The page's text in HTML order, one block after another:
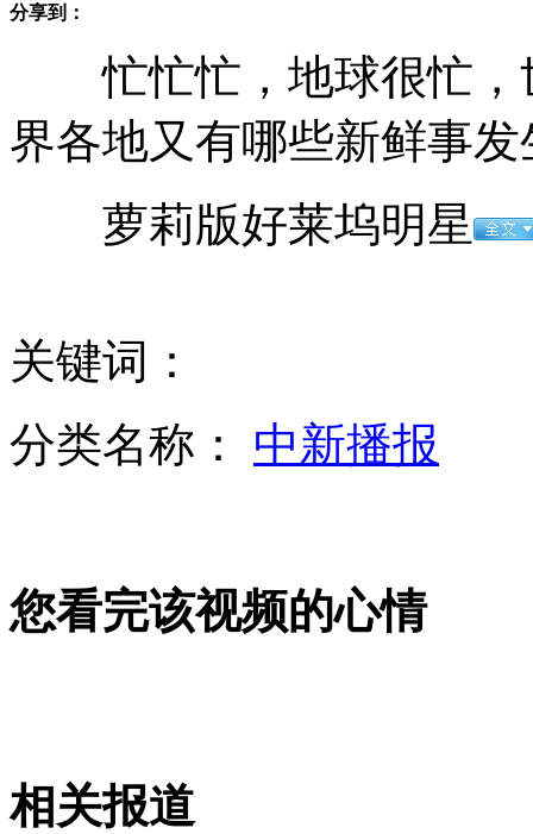
日称中方战机若再进钓岛空域将警示射击
分享到：
忙忙忙，地球很忙，
界各地又有哪些新鲜事
萝莉版好莱坞明星
关键词：
分类名称： 中新播报
您看完该视频的心情
相关报道